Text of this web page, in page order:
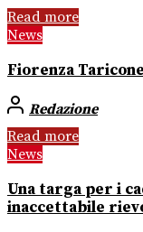
Read more
News
Fiorenza
Redazione
Read more
News
Una targa per i
inaccettabile